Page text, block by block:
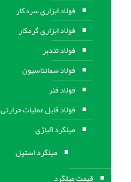
فولاد ابزاری سردکار
فولاد ابزاری گرمکار
فولاد تندبر
فولاد سمانتاسیون
فولاد فنر
فولاد قابل عملیات حرارتی
ميلگرد آلیاژی
میلگرد استیل
قیمت میلگرد